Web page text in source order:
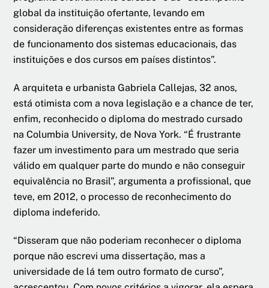
global da instituição ofertante, levando em
consideração diferenças existentes entre as formas
de funcionamento dos sistemas educacionais, das
instituições e dos cursos em países distintos”.
A arquiteta e urbanista Gabriela Callejas, 32 anos,
está otimista com a nova legislação e a chance de ter,
enfim, reconhecido o diploma do mestrado cursado
na Columbia University, de Nova York. “É frustrante
fazer um investimento para um mestrado que seria
válido em qualquer parte do mundo e não conseguir
equivalência no Brasil”, argumenta a profissional, que
teve, em 2012, o processo de reconhecimento do
diploma indeferido.
“Disseram que não poderiam reconhecer o diploma
porque não escrevi uma dissertação, mas a
universidade de lá tem outro formato de curso”,